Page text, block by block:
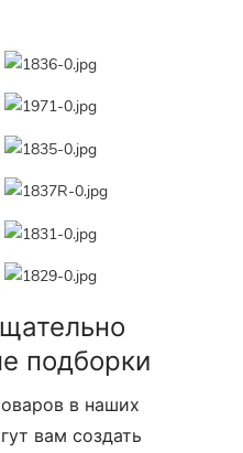
подборки
в наших
вам создать